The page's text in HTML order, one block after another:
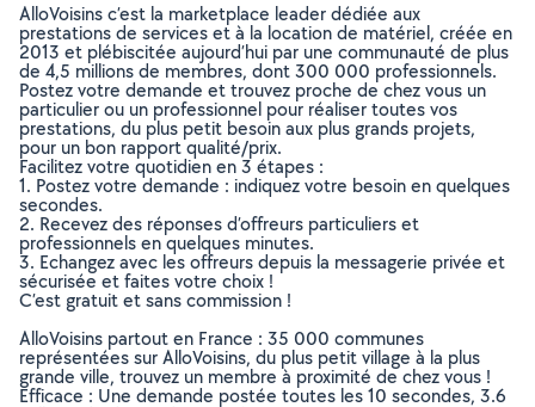
AlloVoisins c’est la marketplace leader dédiée aux
prestations de services et à la location de matériel, créée en
2013 et plébiscitée aujourd’hui par une communauté de plus
de 4,5 millions de membres, dont 300 000 professionnels.
Postez votre demande et trouvez proche de chez vous un
particulier ou un professionnel pour réaliser toutes vos
prestations, du plus petit besoin aux plus grands projets,
pour un bon rapport qualité/prix.
Facilitez votre quotidien en 3 étapes :
1. Postez votre demande : indiquez votre besoin en quelques
secondes.
2. Recevez des réponses d’offreurs particuliers et
professionnels en quelques minutes.
3. Echangez avec les offreurs depuis la messagerie privée et
sécurisée et faites votre choix !
C’est gratuit et sans commission !
AlloVoisins partout en France : 35 000 communes
représentées sur AlloVoisins, du plus petit village à la plus
grande ville, trouvez un membre à proximité de chez vous !
Efficace : Une demande postée toutes les 10 secondes, 3.6